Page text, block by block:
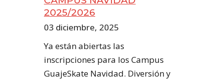
2025/2026
03 diciembre, 2025
Ya están abiertas las
inscripciones para los Campus
GuajeSkate Navidad. Diversión y